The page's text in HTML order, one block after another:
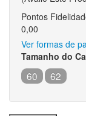
Suportes
Capacetes
Pontos
0,00
Ver formas de
Tamanho do
60 62